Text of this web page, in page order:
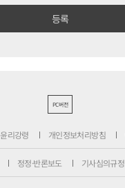
PC버전
윤리강령 개인정보처리방침
정정·반론보도 기사심의규정